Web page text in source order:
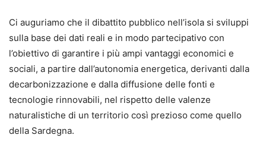
Ci auguriamo che il dibattito pubblico nell’isola si sviluppi
sulla base dei dati reali e in modo partecipativo con
l’obiettivo di garantire i più ampi vantaggi economici e
sociali, a partire dall’autonomia energetica, derivanti dalla
decarbonizzazione e dalla diffusione delle fonti e
tecnologie rinnovabili, nel rispetto delle valenze
naturalistiche di un territorio così prezioso come quello
della Sardegna.